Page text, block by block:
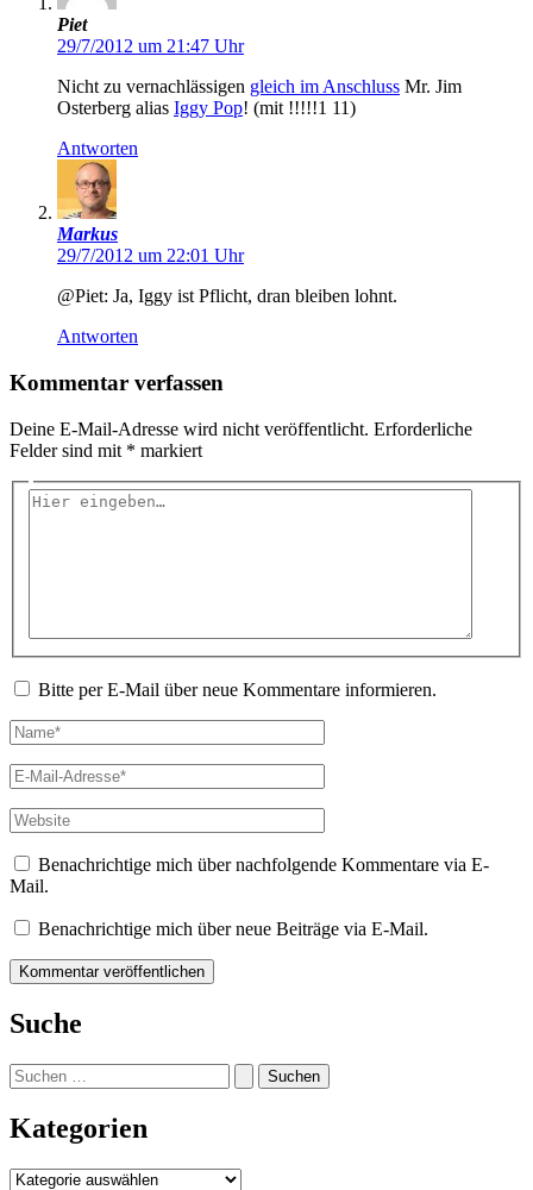
Piet
29/7/2012 um 21:47 Uhr
Nicht zu vernachlässigen gleich im Anschluss Mr. Jim
Osterberg alias Iggy Pop! (mit !!!!!1 11)
Antworten
Markus
29/7/2012 um 22:01 Uhr
@Piet: Ja, Iggy ist Pflicht, dran bleiben lohnt.
Antworten
Kommentar verfassen
Deine E-Mail-Adresse wird nicht veröffentlicht. Erforderliche
Felder sind mit * markiert
Hier
Bitte per E-Mail über neue Kommentare informieren.
Name*
E-
Mail-
Adresse*
Website
Benachrichtige mich über nachfolgende Kommentare via E-
Mail.
Benachrichtige mich über neue Beiträge via E-Mail.
Suche
Suchen
nach:
Kategorien
Kategorien